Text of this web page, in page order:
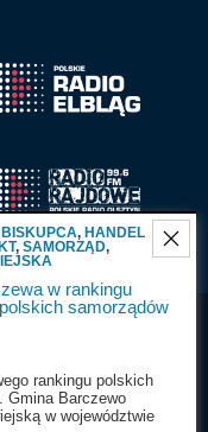
BISKUPCA, HANDEL
, SAMORZĄD,
w rankingu
samorządów
rankingu polskich
Gmina Barczewo
w województwie